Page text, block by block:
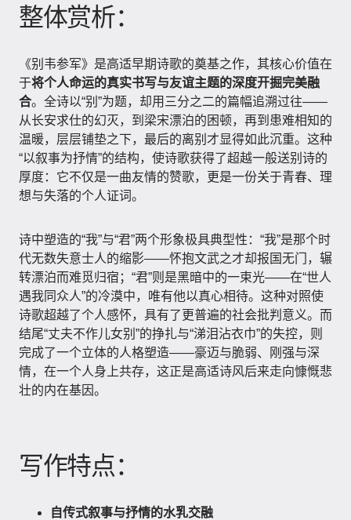
整体赏析：
《别韦参军》是高适早期诗歌的奠基之作，其核心价值在
于将个人命运的真实书写与友谊主题的深度开掘完美融
合。全诗以“别”为题，却用三分之二的篇幅追溯过往——
从长安求仕的幻灭，到梁宋漂泊的困顿，再到患难相知的
温暖，层层铺垫之下，最后的离别才显得如此沉重。这种
“以叙事为抒情”的结构，使诗歌获得了超越一般送别诗的
厚度：它不仅是一曲友情的赞歌，更是一份关于青春、理
想与失落的个人证词。
诗中塑造的“我”与“君”两个形象极具典型性：“我”是那个时
代无数失意士人的缩影——怀抱文武之才却报国无门，辗
转漂泊而难觅归宿；“君”则是黑暗中的一束光——在“世人
遇我同众人”的冷漠中，唯有他以真心相待。这种对照使
诗歌超越了个人感怀，具有了更普遍的社会批判意义。而
结尾“丈夫不作儿女别”的挣扎与“涕泪沾衣巾”的失控，则
完成了一个立体的人格塑造——豪迈与脆弱、刚强与深
情，在一个人身上共存，这正是高适诗风后来走向慷慨悲
壮的内在基因。
写作特点：
自传式叙事与抒情的水乳交融